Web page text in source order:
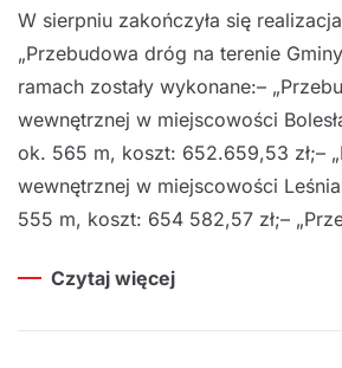
W sierpniu zakończyła się
„Przebudowa dróg na terenie
ramach zostały wykonane:–
wewnętrznej w miejscowości
ok. 565 m, koszt: 652.659,53 zł;–
wewnętrznej w miejscowości
555 m, koszt: 654 582,57 zł;–
Czytaj więcej